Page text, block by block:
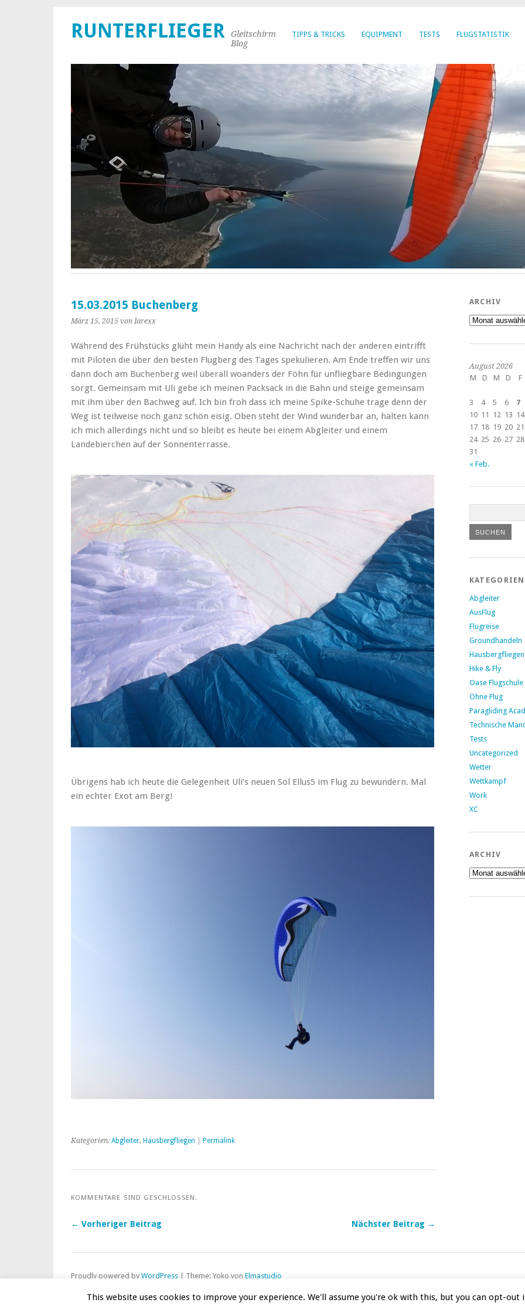
TIPPS & TRICKS EQUIPMENT TESTS FLUGSTATISTIK
RUNTERFLIEGER
Gleitschirm
Blog
15.03.2015 Buchenberg
März 15, 2015 von Iarexx
Während des Frühstücks glüht mein Handy als eine Nachricht nach der anderen eintrifft
mit Piloten die über den besten Flugberg des Tages spekulieren. Am Ende treffen wir uns
dann doch am Buchenberg weil überall woanders der Föhn für unfliegbare Bedingungen
sorgt. Gemeinsam mit Uli gebe ich meinen Packsack in die Bahn und steige gemeinsam
mit ihm über den Bachweg auf. Ich bin froh dass ich meine Spike-Schuhe trage denn der
Weg ist teilweise noch ganz schön eisig. Oben steht der Wind wunderbar an, halten kann
ich mich allerdings nicht und so bleibt es heute bei einem Abgleiter und einem
Landebierchen auf der Sonnenterrasse.
Übrigens hab ich heute die Gelegenheit Uli’s neuen Sol Ellus5 im Flug zu bewundern. Mal
ein echter Exot am Berg!
Kategorien: Abgleiter, Hausbergfliegen Permalink
KOMMENTARE SIND GESCHLOSSEN.
← Vorheriger Beitrag Nächster Beitrag →
ARCHIV
Archiv
August 2026
M
D M D F
3
4 5 6 7
10 11 12 13 14
17 18 19 20 21
24 25 26 27 28
31
« Feb.
KATEGORIEN
Abgleiter
AusFlug
Flugreise
Groundhandeln
Hausbergfliegen
Hike & Fly
Oase Flugschule
Ohne Flug
Paragliding
Technische
Tests
Uncategorized
Wetter
Wettkampf
Work
XC
ARCHIV
Archiv
Proudly powered by WordPress Theme: Yoko von Elmastudio
This website uses cookies to improve your experience. We'll assume you're ok with this, but you can opt-out